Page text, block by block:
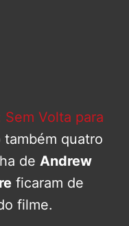
Volta para
quatro
de Andrew
ficaram de
filme.